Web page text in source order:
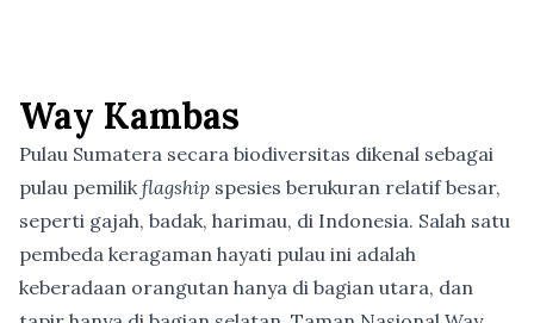
Way Kambas
Pulau Sumatera secara biodiversitas dikenal sebagai
pulau pemilikflagship spesies berukuran relatif besar,
seperti gajah, badak, harimau, di Indonesia. Salah satu
pembeda keragaman hayati pulau ini adalah
keberadaan orangutan hanya di bagian utara, dan